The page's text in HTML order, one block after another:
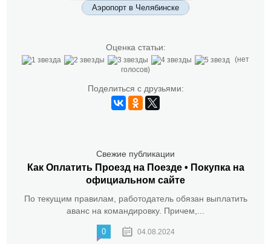
Аэропорт в Челябинске
Оценка статьи:
(нет
голосов)
Поделиться с друзьями:
Свежие публикации
Как Оплатить Проезд на Поезде • Покупка на
официальном сайте
По текущим правилам, работодатель обязан выплатить
аванс на командировку. Причем,...
0 04.08.2024